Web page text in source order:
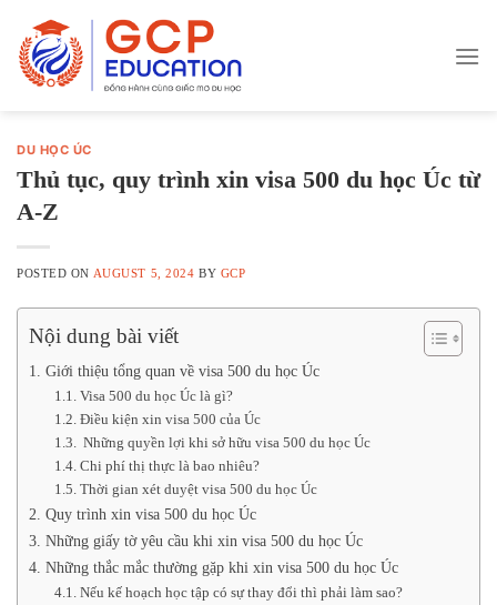
content
DU HỌC ÚC
Thủ tục, quy trình xin visa 500 du học Úc từ
A-Z
POSTED ON AUGUST 5, 2024 BY GCP
Nội dung bài viết
1. Giới thiệu tổng quan về visa 500 du học Úc
1.1. Visa 500 du học Úc là gì?
1.2. Điều kiện xin visa 500 của Úc
1.3. Những quyền lợi khi sở hữu visa 500 du học Úc
1.4. Chi phí thị thực là bao nhiêu?
1.5. Thời gian xét duyệt visa 500 du học Úc
2. Quy trình xin visa 500 du học Úc
3. Những giấy tờ yêu cầu khi xin visa 500 du học Úc
4. Những thắc mắc thường gặp khi xin visa 500 du học Úc
4.1. Nếu kế hoạch học tập có sự thay đổi thì phải làm sao?